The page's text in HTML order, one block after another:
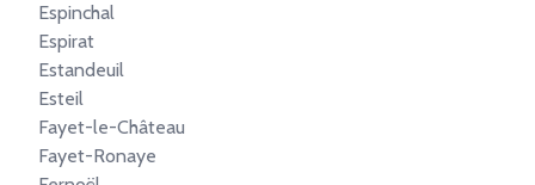
Espinchal
Espirat
Estandeuil
Esteil
Fayet-le-Château
Fayet-Ronaye